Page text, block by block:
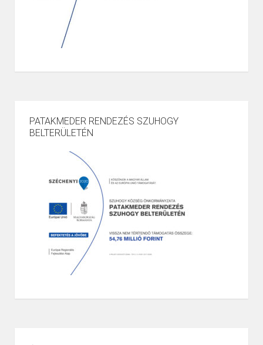
PATAKMEDER RENDEZÉS SZUHOGY
BELTERÜLETÉN